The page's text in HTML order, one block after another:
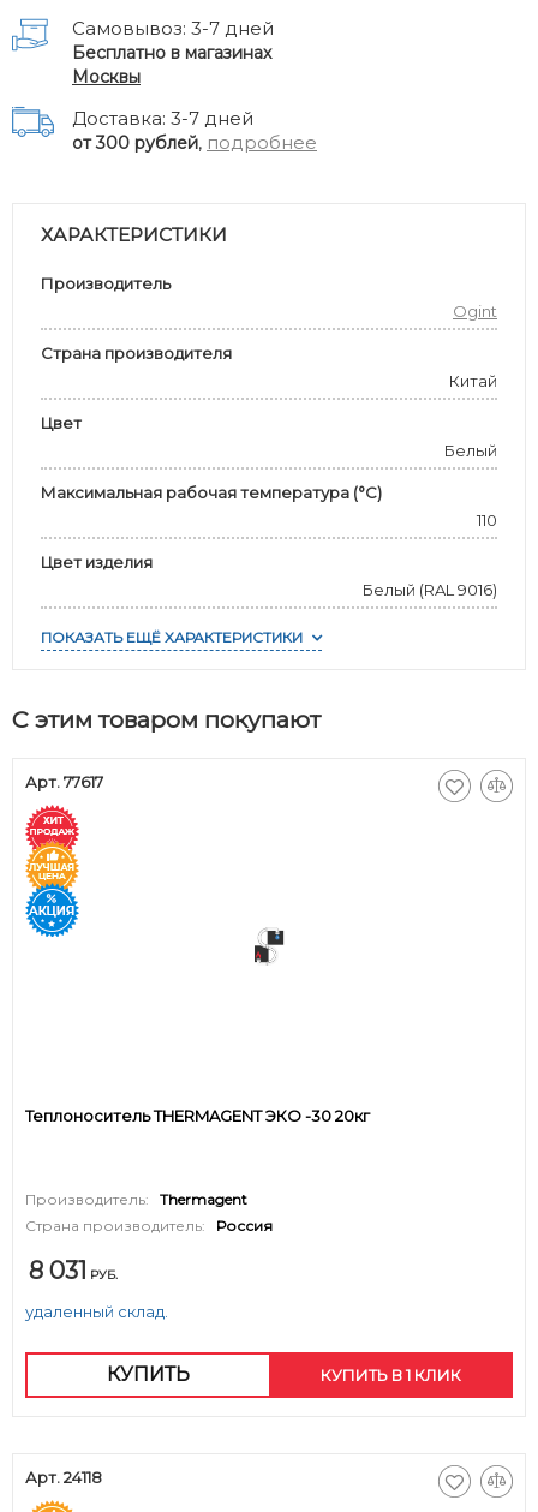
Самовывоз: 3-7 дней
Бесплатно в магазинах
Москвы
Доставка: 3-7 дней
от 300 рублей, подробнее
ХАРАКТЕРИСТИКИ
Производитель
Ogint
Страна производителя
Китай
Цвет
Белый
Максимальная рабочая температура (°С)
110
Цвет изделия
Белый (RAL 9016)
ПОКАЗАТЬ ЕЩЁ ХАРАКТЕРИСТИКИ
С этим товаром покупают
Арт. 77617
Теплоноситель THERMAGENT ЭКО -30 20кг
Производитель:
Thermagent
Страна производитель:
Россия
8 031 РУБ.
удаленный склад.
КУПИТЬ КУПИТЬ В 1 КЛИК
Арт. 24118